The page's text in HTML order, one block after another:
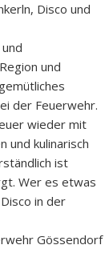
Disco und
und
der Feuerwehr.
wieder mit
und kulinarisch
ist
Wer es etwas
in der
Gössendorf